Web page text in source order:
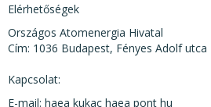
Elérhetőségek
Országos Atomenergia Hivatal
Cím: 1036 Budapest, Fényes Adolf utca
Kapcsolat:
E-mail: haea kukac haea pont hu